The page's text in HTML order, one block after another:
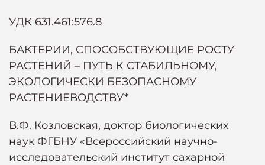
УДК 631.461:576.8
БАКТЕРИИ, СПОСОБСТВУЮЩИЕ РОСТУ
РАСТЕНИЙ – ПУТЬ К СТАБИЛЬНОМУ,
ЭКОЛОГИЧЕСКИ БЕЗОПАСНОМУ
РАСТЕНИЕВОДСТВУ*
В.Ф. Козловская, доктор биологических
наук ФГБНУ «Всероссийский научно-
исследовательский институт сахарной